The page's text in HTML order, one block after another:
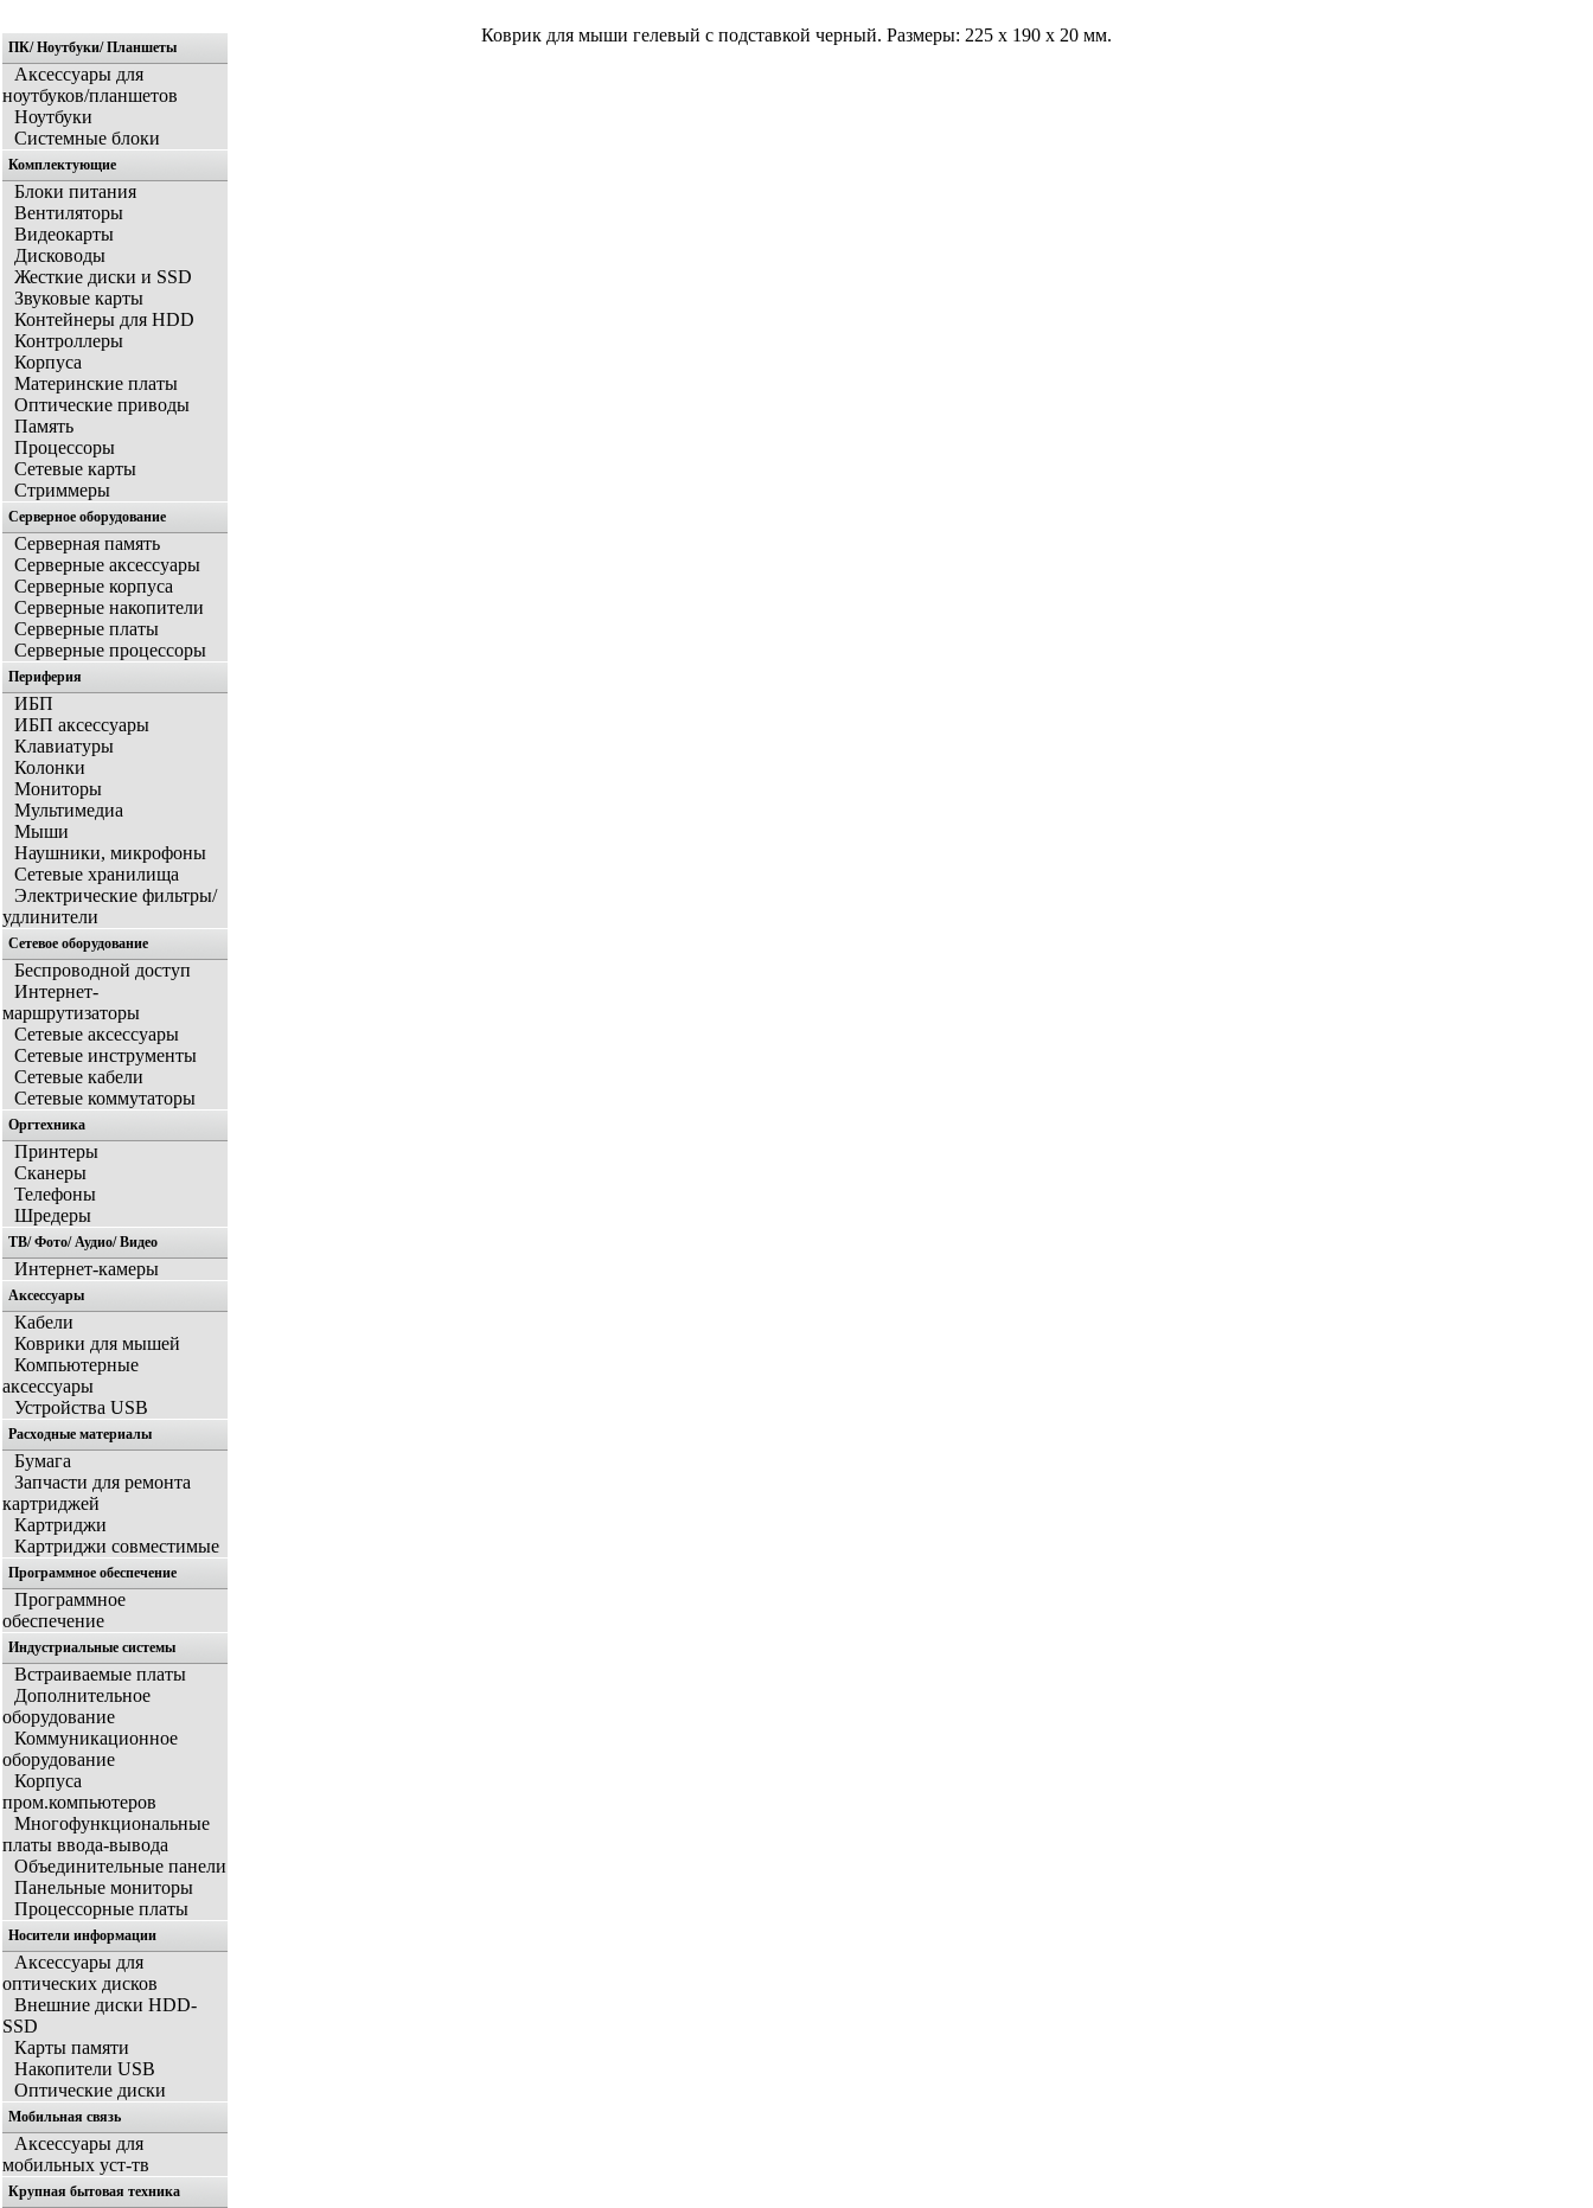
Коврик для мыши гелевый с подставкой черный. Размеры: 225 x 190 x 20 мм.
ПК/ Ноутбуки/ Планшеты
Аксессуары для
ноутбуков/планшетов
Ноутбуки
Системные блоки
Комплектующие
Блоки питания
Вентиляторы
Видеокарты
Дисководы
Жесткие диски и SSD
Звуковые карты
Контейнеры для HDD
Контроллеры
Корпуса
Материнские платы
Оптические приводы
Память
Процессоры
Сетевые карты
Стриммеры
Серверное оборудование
Серверная память
Серверные аксессуары
Серверные корпуса
Серверные накопители
Серверные платы
Серверные процессоры
Периферия
ИБП
ИБП аксессуары
Клавиатуры
Колонки
Мониторы
Мультимедиа
Мыши
Наушники, микрофоны
Сетевые хранилища
Электрические фильтры/
удлинители
Сетевое оборудование
Беспроводной доступ
Интернет-
маршрутизаторы
Сетевые аксессуары
Сетевые инструменты
Сетевые кабели
Сетевые коммутаторы
Оргтехника
Принтеры
Сканеры
Телефоны
Шредеры
ТВ/ Фото/ Аудио/ Видео
Интернет-камеры
Аксессуары
Кабели
Коврики для мышей
Компьютерные
аксессуары
Устройства USB
Расходные материалы
Бумага
Запчасти для ремонта
картриджей
Картриджи
Картриджи совместимые
Программное обеспечение
Программное
обеспечение
Индустриальные системы
Встраиваемые платы
Дополнительное
оборудование
Коммуникационное
оборудование
Корпуса
пром.компьютеров
Многофункциональные
платы ввода-вывода
Объединительные панели
Панельные мониторы
Процессорные платы
Носители информации
Аксессуары для
оптических дисков
Внешние диски HDD-
SSD
Карты памяти
Накопители USB
Оптические диски
Мобильная связь
Аксессуары для
мобильных уст-тв
Крупная бытовая техника